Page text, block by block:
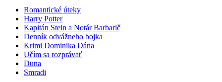
Romantické úteky
Harry Potter
Kapitán Stein a Notár Barbarič
Denník odvážneho bojka
Krimi Dominika Dána
Učím sa rozprávať
Duna
Smradi